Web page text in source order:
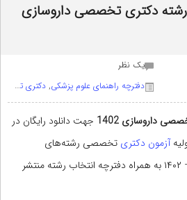
رشته دکتری تخصصی داروسازی
يک نظر
دفترچه راهنمای علوم پزشکی, دکتری تخصصی داروسازی
داروسازی 1402
جهت دانلود رایگان در
آزمون دکتری تخصصی رشته‌های
داروسازی سال تحصیلی ۱۴۰۳ – ۱۴۰۲ به همراه دفترچه انتخاب رشته منتشر